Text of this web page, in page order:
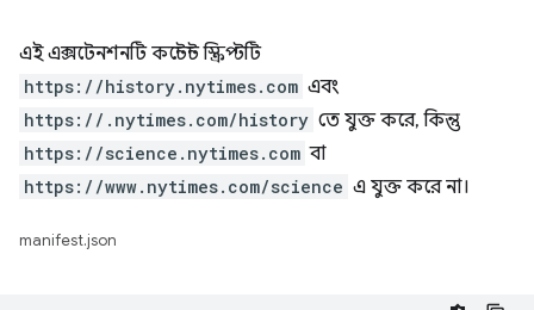
এই এক্সটেনশনটি কন্টেন্ট স্ক্রিপ্টটি
https://history.nytimes.com এবং
https://.nytimes.com/history তে যুক্ত করে, কিন্তু
https://science.nytimes.com বা
https://www.nytimes.com/science এ যুক্ত করে না।
manifest.json